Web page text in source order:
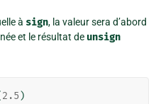
à sign, la valeur sera d’abord
et le résultat de unsign
2.5 )